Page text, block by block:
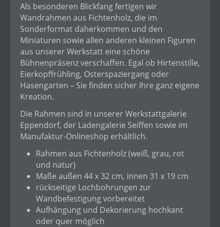
Als besonderen Blickfang fertigen wir
Wandrahmen aus Fichtenholz, die im
Sonderformat daherkommen und den
Miniaturen sowie allen anderen kleinen Figuren
aus unserer Werkstatt eine schöne
Bühnenpräsenz verschaffen. Egal ob Hirtenstille,
Eierkopffrühling, Osterspaziergang oder
Hasengarten – Sie finden sicher Ihre ganz eigene
Kreation.
Die Rahmen sind in unserer Werkstattgalerie
Eppendorf, der Ladengalerie Seiffen sowie im
Manufaktur-Onlineshop erhältlich.
Rahmen aus Fichtenholz (weiß, grau, rot
und natur)
Maße außen 44 x 32 cm, innen 31 x 19 cm
rückseitige Lochbohrungen zur
Wandbefestigung vorbereitet
Aufhängung und Dekorierung hochkant
oder quer möglich